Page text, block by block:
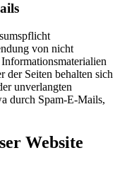
von nicht
Seiten behalten sich
unverlangten
durch Spam-E-Mails,
Website